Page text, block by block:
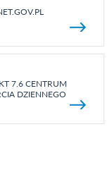
7.6 CENTRUM
DZIENNEGO